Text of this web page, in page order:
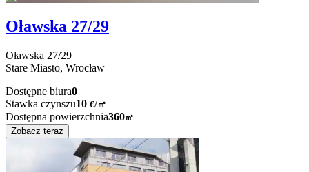
Oławska 27/29
Oławska 27/29
Stare Miasto, Wrocław
Dostępne biura0
Stawka czynszu10 €/㎡
Dostępna powierzchnia360㎡
Zobacz teraz